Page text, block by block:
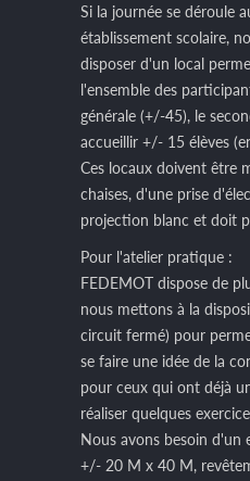
Si la journée se déroule
établissement scolaire,
disposer d'un local
l'ensemble des
générale (+/-45), le
accueillir +/- 15 élèves
Ces locaux doivent être
chaises, d'une prise
projection blanc et doit
Pour l'atelier pratique :
FEDEMOT dispose de
nous mettons à la
circuit fermé) pour
se faire une idée de la
pour ceux qui ont déjà
réaliser quelques
Nous avons besoin d'un
+/- 20 M x 40 M,